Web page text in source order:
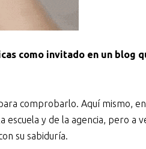
como invitado en un blog
comprobarlo. Aquí mismo,
y de la agencia, pero a
su sabiduría.